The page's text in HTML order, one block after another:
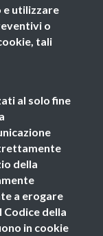
e utilizzare
o
tali
al solo fine
della
a erogare
Codice della
in cookie